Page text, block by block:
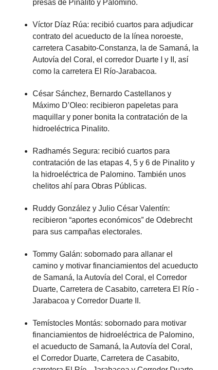
presas de Pinalito y Palomino.
Víctor Díaz Rúa: recibió cuartos para adjudicar
contrato del acueducto de la línea noroeste,
carretera Casabito-Constanza, la de Samaná, la
Autovía del Coral, el corredor Duarte I y II, así
como la carretera El Río-Jarabacoa.
César Sánchez, Bernardo Castellanos y
Máximo D’Oleo: recibieron papeletas para
maquillar y poner bonita la contratación de la
hidroeléctrica Pinalito.
Radhamés Segura: recibió cuartos para
contratación de las etapas 4, 5 y 6 de Pinalito y
la hidroeléctrica de Palomino. También unos
chelitos ahí para Obras Públicas.
Ruddy González y Julio César Valentín:
recibieron “aportes económicos” de Odebrecht
para sus campañas electorales.
Tommy Galán: sobornado para allanar el
camino y motivar financiamientos del acueducto
de Samaná, la Autovía del Coral, el Corredor
Duarte, Carretera de Casabito, carretera El Río -
Jarabacoa y Corredor Duarte II.
Temístocles Montás: sobornado para motivar
financiamientos de hidroeléctrica de Palomino,
el acueducto de Samaná, la Autovía del Coral,
el Corredor Duarte, Carretera de Casabito,